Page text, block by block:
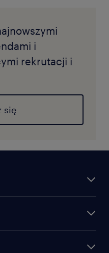
i
rekrutacji i
się